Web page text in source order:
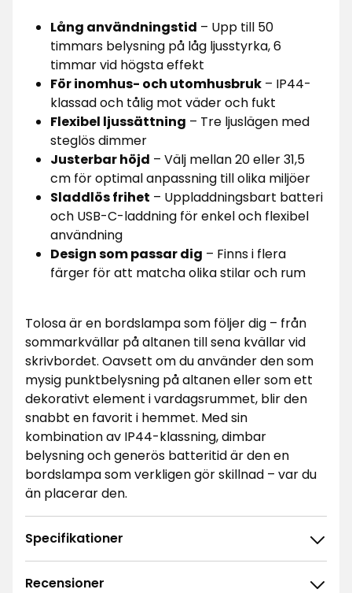
Lång användningstid – Upp till 50
timmars belysning på låg ljusstyrka, 6
timmar vid högsta effekt
För inomhus- och utomhusbruk – IP44-
klassad och tålig mot väder och fukt
Flexibel ljussättning – Tre ljuslägen med
steglös dimmer
Justerbar höjd – Välj mellan 20 eller 31,5
cm för optimal anpassning till olika miljöer
Sladdlös frihet – Uppladdningsbart batteri
och USB-C-laddning för enkel och flexibel
användning
Design som passar dig – Finns i flera
färger för att matcha olika stilar och rum
Tolosa är en bordslampa som följer dig – från
sommarkvällar på altanen till sena kvällar vid
skrivbordet. Oavsett om du använder den som
mysig punktbelysning på altanen eller som ett
dekorativt element i vardagsrummet, blir den
snabbt en favorit i hemmet. Med sin
kombination av IP44-klassning, dimbar
belysning och generös batteritid är den en
bordslampa som verkligen gör skillnad – var du
än placerar den.
Specifikationer
Recensioner